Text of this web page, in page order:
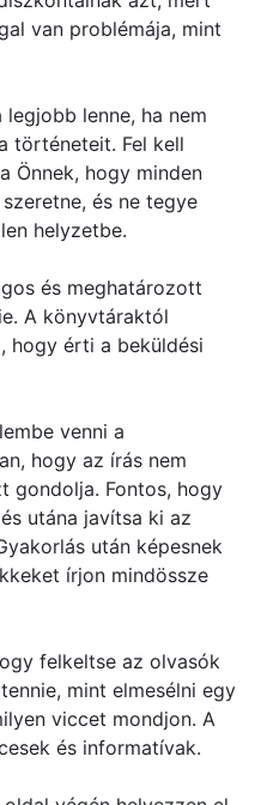
van problémája, mint
lenne, ha nem
történeteit. Fel kell
Önnek, hogy minden
és ne tegye
helyzetbe.
és meghatározott
A könyvtáraktól
hogy érti a beküldési
venni a
hogy az írás nem
gondolja. Fontos, hogy
utána javítsa ki az
után képesnek
írjon mindössze
felkeltse az olvasók
mint elmesélni egy
viccet mondjon. A
és informatívak.